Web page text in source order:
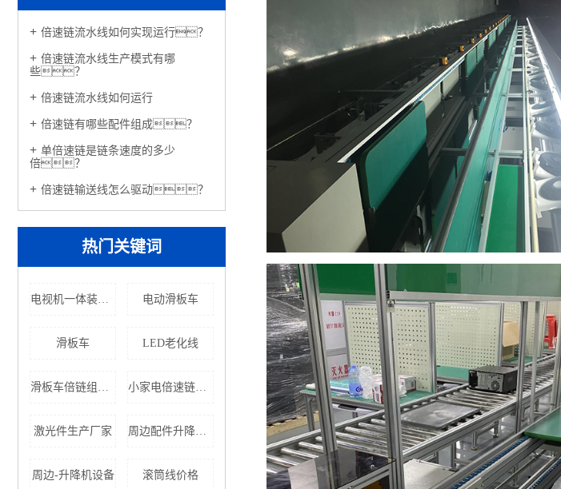
倍速链流水线如何实现运行？
倍速链流水线生产模式有哪
些？
倍速链流水线如何运行
倍速链有哪些配件组成？
单倍速链是链条速度的多少
倍？
倍速链输送线怎么驱动？
热门关键词
电视机一体装配线（草莓视频污下载软件）厂家 电动滑板车
滑板车 LED老化线
滑板车倍链组装线 小家电倍速链流水线厂家
激光件生产厂家 周边配件升降机价格
周边-升降机设备 滚筒线价格